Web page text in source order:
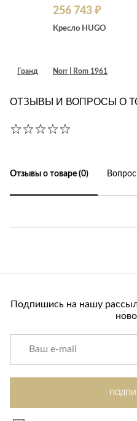
Гранд
256 743 ₽
Кресло HUGO
Norr | Rom 1961
ОТЗЫВЫ И ВОПРОСЫ О
Отзывы о товаре (0)
Подпишись на нашу